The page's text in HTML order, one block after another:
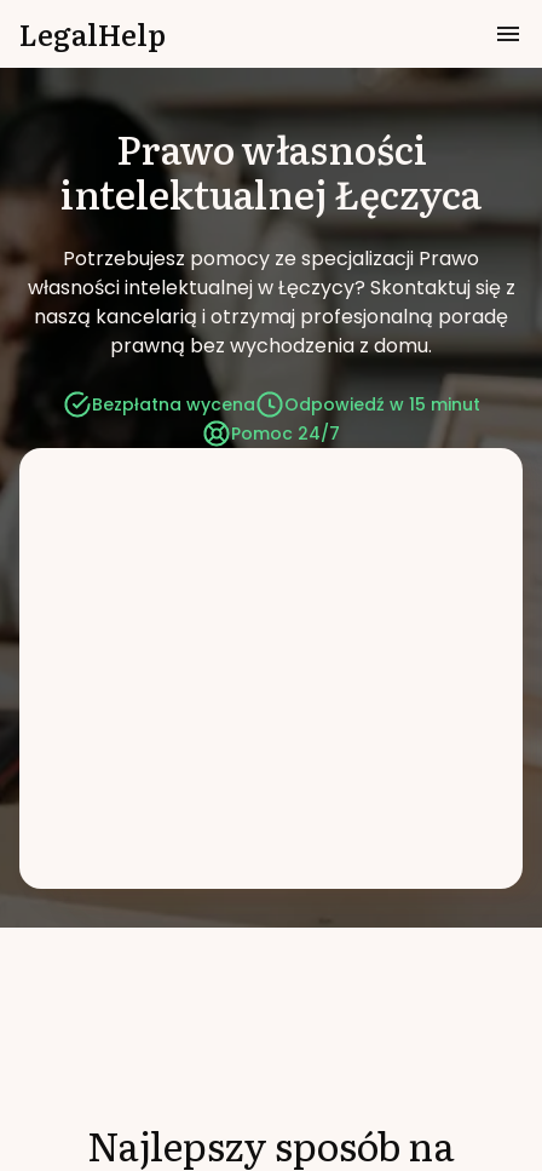
LegalHelp
Prawo własności
intelektualnejŁęczyca
Potrzebujesz pomocy ze specjalizacji Prawo
własności intelektualnej w Łęczycy? Skontaktuj się z
naszą kancelarią i otrzymaj profesjonalną poradę
prawną bez wychodzenia z domu.
Bezpłatna wycena
Odpowiedź w 15 minut
Pomoc 24/7
Najlepszy sposób na